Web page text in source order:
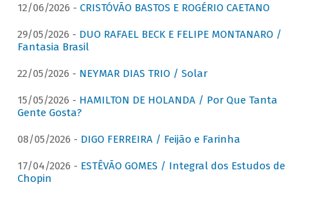
12/06/2026 - CRISTÓVÃO BASTOS E ROGÉRIO CAETANO
29/05/2026 - DUO RAFAEL BECK E FELIPE MONTANARO /
Fantasia Brasil
22/05/2026 - NEYMAR DIAS TRIO / Solar
15/05/2026 - HAMILTON DE HOLANDA / Por Que Tanta
Gente Gosta?
08/05/2026 - DIGO FERREIRA / Feijão e Farinha
17/04/2026 - ESTÊVÃO GOMES / Integral dos Estudos de
Chopin